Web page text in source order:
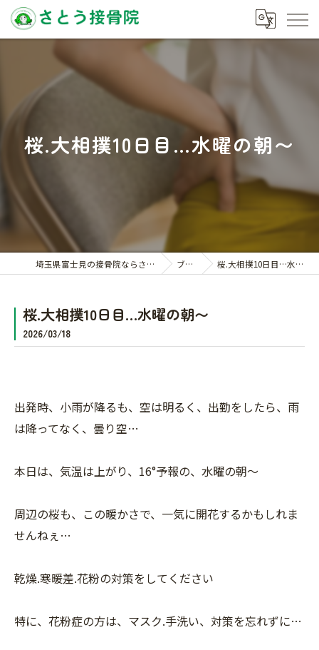
桜.大相撲10日目…水曜の朝〜
埼玉県富士見の接骨院ならさとう接骨院 ブログ 桜.大相撲10日目…水曜の朝〜
桜.大相撲10日目…水曜の朝〜
2026/03/18
出発時、小雨が降るも、空は明るく、出勤をしたら、雨
は降ってなく、曇り空…
本日は、気温は上がり、16°予報の、水曜の朝〜
周辺の桜も、この暖かさで、一気に開花するかもしれま
せんねぇ…
乾燥.寒暖差.花粉の対策をしてください
特に、花粉症の方は、マスク.手洗い、対策を忘れずに…